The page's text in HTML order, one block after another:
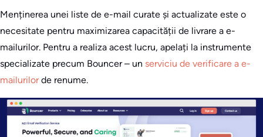
Menținerea unei liste de e-mail curate și actualizate este o
necesitate pentru maximizarea capacității de livrare a e-
mailurilor. Pentru a realiza acest lucru, apelați la instrumente
specializate precum Bouncer – un serviciu de verificare a e-
mailurilorde renume.